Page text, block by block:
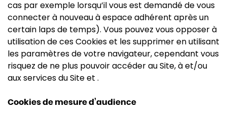
cas par exemple lorsqu’il vous est demandé de vous
connecter à nouveau à espace adhérent après un
certain laps de temps). Vous pouvez vous opposer à
utilisation de ces Cookies et les supprimer en utilisant
les paramètres de votre navigateur, cependant vous
risquez de ne plus pouvoir accéder au Site, à et/ou
aux services du Site et .
Cookies de mesure d’audience